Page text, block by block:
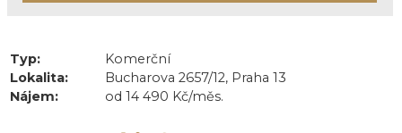
Typ:
Komerční
Lokalita:
Bucharova 2657/12, Praha 13
Nájem:
od 14 490 Kč/měs.